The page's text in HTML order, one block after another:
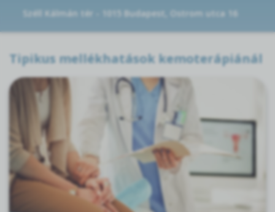
Széll Kálmán tér - 1015 Budapest, Ostrom utca 16
Tipikus mellékhatások kemoterápiánál